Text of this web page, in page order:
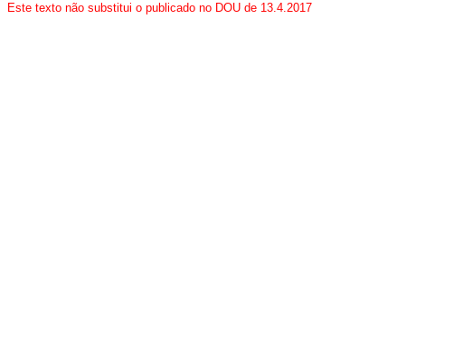
Este texto não substitui o publicado no DOU de 13.4.2017